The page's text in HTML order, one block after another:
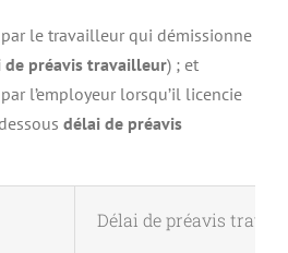
le travailleur qui démissionne
de préavis travailleur) ; et
l’employeur lorsqu’il licencie
délai de préavis
Délai de préavis